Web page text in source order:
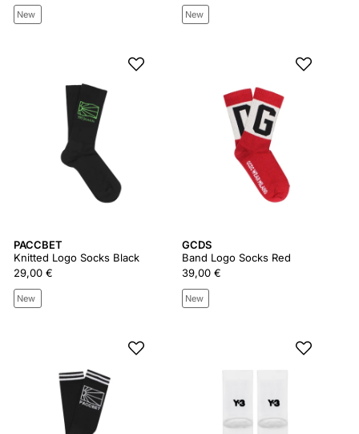
New New
PACCBET
Knitted Logo Socks Black
29,00 €
New
GCDS
Band Logo Socks Red
39,00 €
New